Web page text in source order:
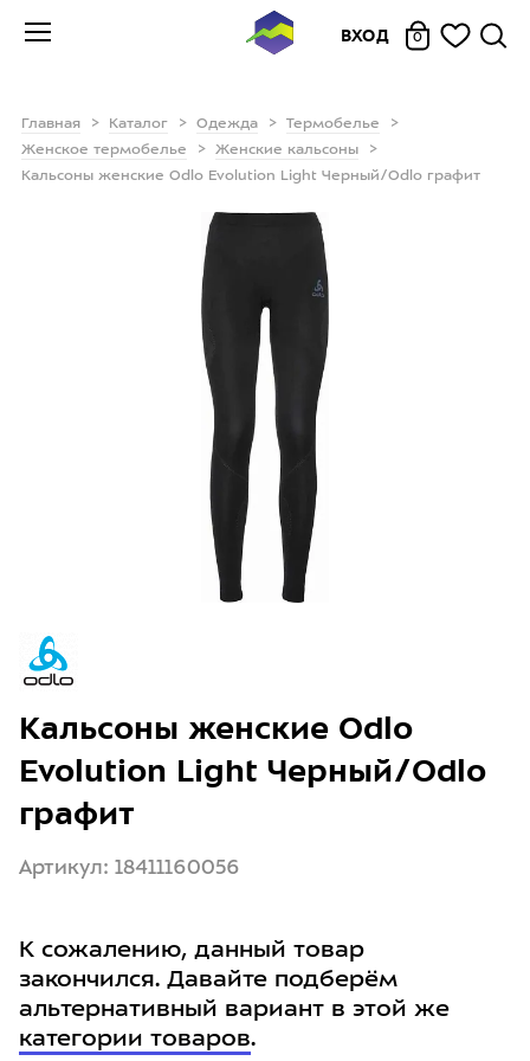
ВХОД 0
Главная Каталог Одежда
Термобелье
Женское термобелье
Женские кальсоны
Кальсоны женские Odlo Evolution Light Черный/Odlo графит
Кальсоны женские Odlo
Evolution Light Черный/Odlo
графит
Артикул: 18411160056
К сожалению, данный товар
закончился. Давайте подберём
альтернативный вариант в этой же
категории товаров.